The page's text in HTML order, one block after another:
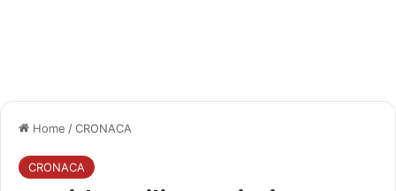
Home /CRONACA
CRONACA